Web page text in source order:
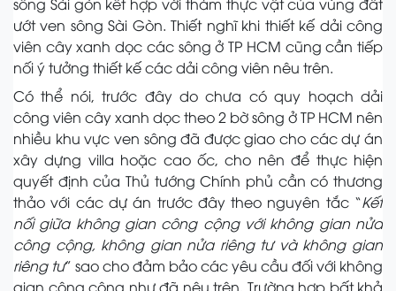
sông Sài gòn kết hợp với thảm thực vật của vùng đất
ướt ven sông Sài Gòn. Thiết nghĩ khi thiết kế dải công
viên cây xanh dọc các sông ở TP HCM cũng cần tiếp
nối ý tưởng thiết kế các dải công viên nêu trên.
Có thể nói, trước đây do chưa có quy hoạch dải
công viên cây xanh dọc theo 2 bờ sông ở TP HCM nên
nhiều khu vực ven sông đã được giao cho các dự án
xây dựng villa hoặc cao ốc, cho nên để thực hiện
quyết định của Thủ tướng Chính phủ cần có thương
thảo với các dự án trước đây theo nguyên tắc “Kết
nối giữa không gian công cộng với không gian nửa
công cộng, không gian nửa riêng tư và không gian
riêng tư” sao cho đảm bảo các yêu cầu đối với không
gian công cộng như đã nêu trên. Trường hợp bất khả